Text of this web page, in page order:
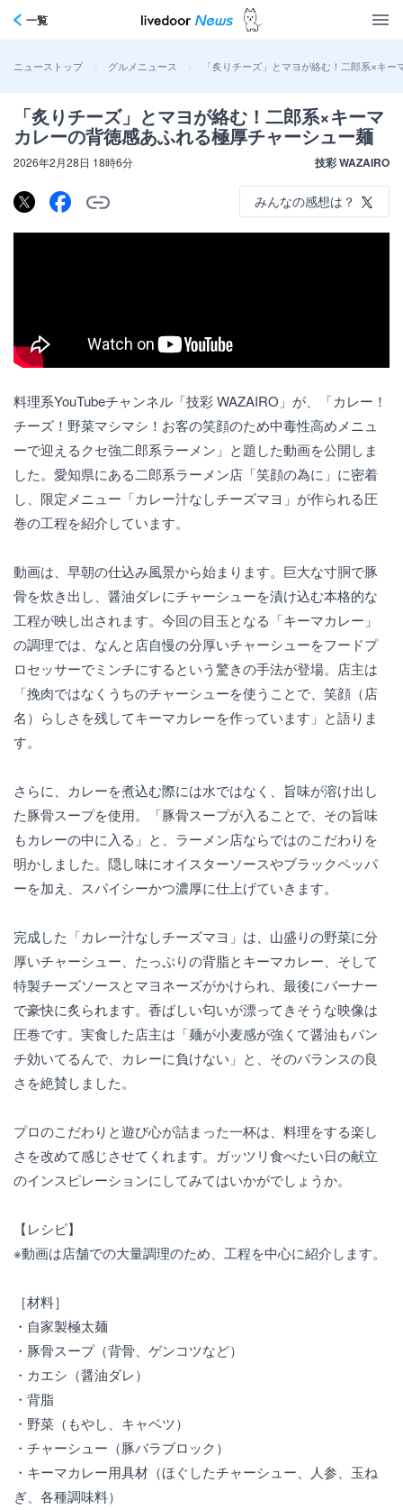
一覧
ニューストップ > グルメニュース > 「炙りチーズ」とマヨが絡む！二郎系×キ
「炙りチーズ」とマヨが絡む！二郎系×キーマ
カレーの背徳感あふれる極厚チャーシュー麺
2026年2月28日 18時6分 技彩 WAZAIRO
みんなの感想は？
料理系YouTubeチャンネル「技彩 WAZAIRO」が、「カレー！
チーズ！野菜マシマシ！お客の笑顔のため中毒性高めメニュ
ーで迎えるクセ強二郎系ラーメン」と題した動画を公開しま
した。愛知県にある二郎系ラーメン店「笑顔の為に」に密着
し、限定メニュー「カレー汁なしチーズマヨ」が作られる圧
巻の工程を紹介しています。
動画は、早朝の仕込み風景から始まります。巨大な寸胴で豚
骨を炊き出し、醤油ダレにチャーシューを漬け込む本格的な
工程が映し出されます。今回の目玉となる「キーマカレー」
の調理では、なんと店自慢の分厚いチャーシューをフードプ
ロセッサーでミンチにするという驚きの手法が登場。店主は
「挽肉ではなくうちのチャーシューを使うことで、笑顔（店
名）らしさを残してキーマカレーを作っています」と語りま
す。
さらに、カレーを煮込む際には水ではなく、旨味が溶け出し
た豚骨スープを使用。「豚骨スープが入ることで、その旨味
もカレーの中に入る」と、ラーメン店ならではのこだわりを
明かしました。隠し味にオイスターソースやブラックペッパ
ーを加え、スパイシーかつ濃厚に仕上げていきます。
完成した「カレー汁なしチーズマヨ」は、山盛りの野菜に分
厚いチャーシュー、たっぷりの背脂とキーマカレー、そして
特製チーズソースとマヨネーズがかけられ、最後にバーナー
で豪快に炙られます。香ばしい匂いが漂ってきそうな映像は
圧巻です。実食した店主は「麺が小麦感が強くて醤油もパン
チ効いてるんで、カレーに負けない」と、そのバランスの良
さを絶賛しました。
プロのこだわりと遊び心が詰まった一杯は、料理をする楽し
さを改めて感じさせてくれます。ガッツリ食べたい日の献立
のインスピレーションにしてみてはいかがでしょうか。
【レシピ】
※動画は店舗での大量調理のため、工程を中心に紹介します。
［材料］
・自家製極太麺
・豚骨スープ（背骨、ゲンコツなど）
・カエシ（醤油ダレ）
・背脂
・野菜（もやし、キャベツ）
・チャーシュー（豚バラブロック）
・キーマカレー用具材（ほぐしたチャーシュー、人参、玉ね
ぎ、各種調味料）